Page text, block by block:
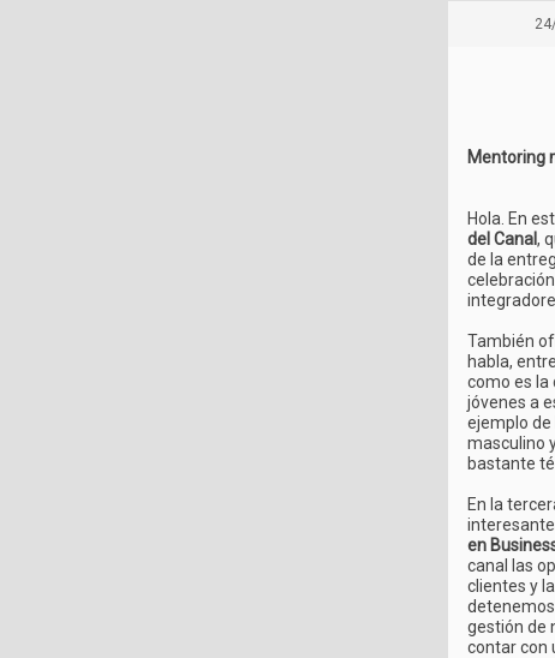
Mentoring
Hola. En
del Canal,
de la
También
habla,
como es la
jóvenes a
ejemplo de
masculino
bastante
En la
en
canal las
clientes y
gestión de
contar con